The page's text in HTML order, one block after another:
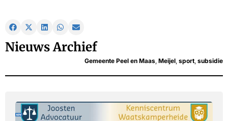
Nieuws Archief
Gemeente Peel en Maas, Meijel, sport, subsidie